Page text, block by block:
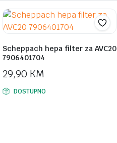
Scheppach hepa filter za AVC20
7906401704
29,90 KM
DOSTUPNO